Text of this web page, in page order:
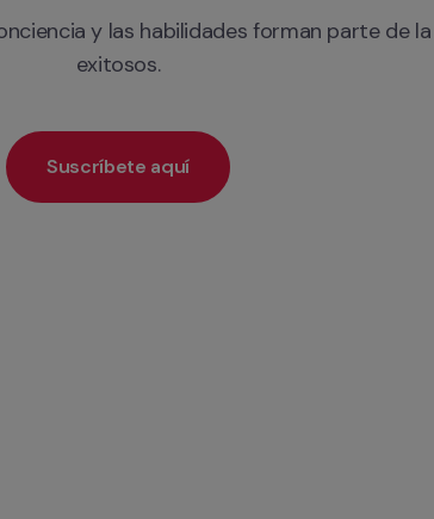
y las habilidades forman parte de
exitosos.
Suscríbete aquí